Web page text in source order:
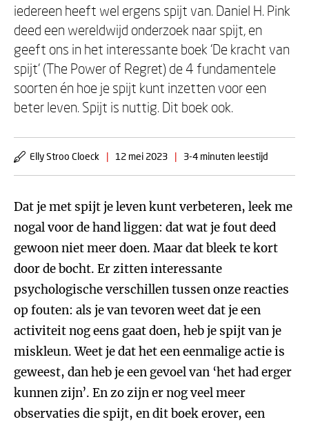
iedereen heeft wel ergens spijt van. Daniel H. Pink
deed een wereldwijd onderzoek naar spijt, en
geeft ons in het interessante boek ‘De kracht van
spijt’ (The Power of Regret) de 4 fundamentele
soorten én hoe je spijt kunt inzetten voor een
beter leven. Spijt is nuttig. Dit boek ook.
Elly Stroo Cloeck | 12 mei 2023 | 3-4 minuten leestijd
Dat je met spijt je leven kunt verbeteren, leek me
nogal voor de hand liggen: dat wat je fout deed
gewoon niet meer doen. Maar dat bleek te kort
door de bocht. Er zitten interessante
psychologische verschillen tussen onze reacties
op fouten: als je van tevoren weet dat je een
activiteit nog eens gaat doen, heb je spijt van je
miskleun. Weet je dat het een eenmalige actie is
geweest, dan heb je een gevoel van ‘het had erger
kunnen zijn’. En zo zijn er nog veel meer
observaties die spijt, en dit boek erover, een